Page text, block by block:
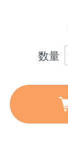
数量